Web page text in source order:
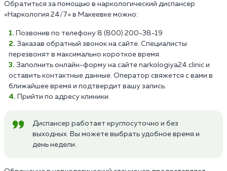
Обратиться за помощью в наркологический диспансер
«Наркология 24/7» в Макеевке можно:
Позвонив по телефону 8 (800) 200-38-19
Заказав обратный звонок на сайте. Специалисты
перезвонят в максимально короткое время.
Заполнить онлайн-форму на сайте narkologiya24.clinic и
оставить контактные данные. Оператор свяжется с вами в
ближайшее время и подтвердит вашу запись.
Прийти по адресу клиники.
Диспансер работает круглосуточно и без
выходных. Вы можете выбрать удобное время и
день недели.